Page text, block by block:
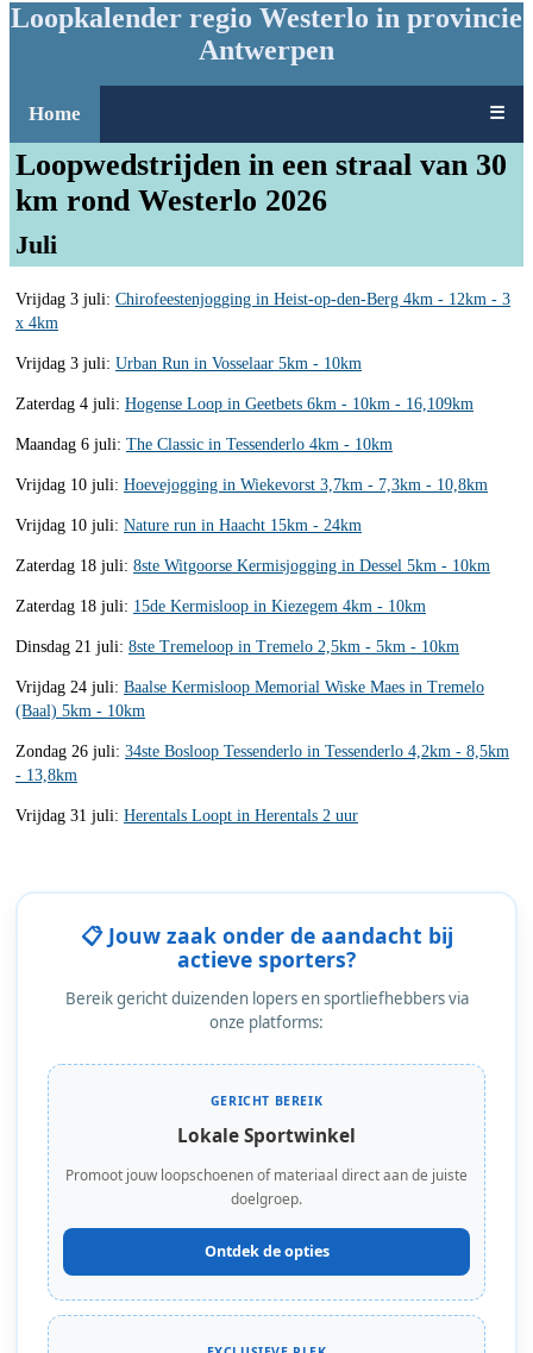
Loopkalender regio Westerlo in provincie
Antwerpen
Home ☰
Loopwedstrijden in een straal van 30
km rond Westerlo 2026
Juli
Vrijdag 3 juli: Chirofeestenjogging in Heist-op-den-Berg 4km - 12km - 3
x 4km
Vrijdag 3 juli: Urban Run in Vosselaar 5km - 10km
Zaterdag 4 juli: Hogense Loop in Geetbets 6km - 10km - 16,109km
Maandag 6 juli: The Classic in Tessenderlo 4km - 10km
Vrijdag 10 juli: Hoevejogging in Wiekevorst 3,7km - 7,3km - 10,8km
Vrijdag 10 juli: Nature run in Haacht 15km - 24km
Zaterdag 18 juli: 8ste Witgoorse Kermisjogging in Dessel 5km - 10km
Zaterdag 18 juli: 15de Kermisloop in Kiezegem 4km - 10km
Dinsdag 21 juli: 8ste Tremeloop in Tremelo 2,5km - 5km - 10km
Vrijdag 24 juli: Baalse Kermisloop Memorial Wiske Maes in Tremelo
(Baal) 5km - 10km
Zondag 26 juli: 34ste Bosloop Tessenderlo in Tessenderlo 4,2km - 8,5km
- 13,8km
Vrijdag 31 juli: Herentals Loopt in Herentals 2 uur
📋 Jouw zaak onder de aandacht bij
actieve sporters?
Bereik gericht duizenden lopers en sportliefhebbers via
onze platforms:
GERICHT BEREIK
Lokale Sportwinkel
Promoot jouw loopschoenen of materiaal direct aan de juiste
doelgroep.
Ontdek de opties